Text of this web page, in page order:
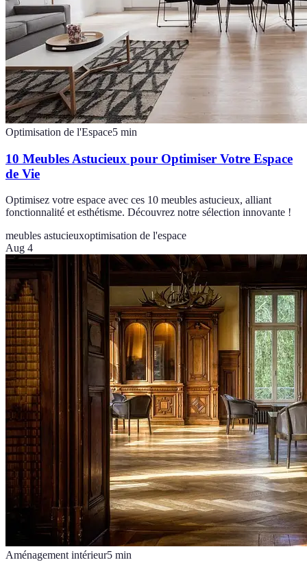
Optimisation de l'Espace5 min
10 Meubles Astucieux pour Optimiser Votre Espace
de Vie
Optimisez votre espace avec ces 10 meubles astucieux, alliant
fonctionnalité et esthétisme. Découvrez notre sélection innovante !
meubles astucieuxoptimisation de l'espace
Aug 4
Aménagement intérieur5 min